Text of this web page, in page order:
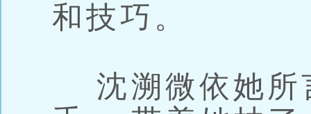
和技巧。
沈溯微依她所